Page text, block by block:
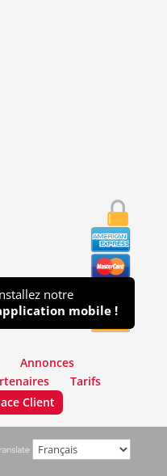
notre
mobile !
Annonces
Tarifs
Client